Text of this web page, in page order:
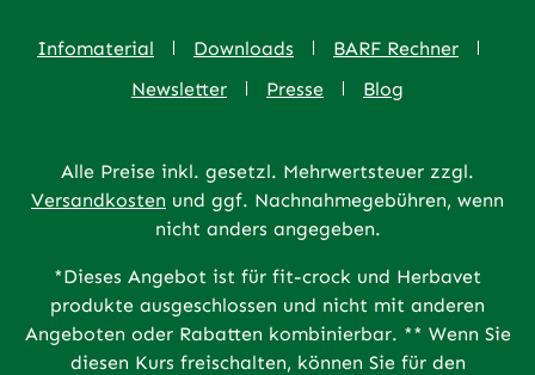
Infomaterial Downloads
BARF Rechner
Newsletter
Presse Blog
Alle Preise inkl. gesetzl. Mehrwertsteuer zzgl.
Versandkosten und ggf. Nachnahmegebühren, wenn
nicht anders angegeben.
*Dieses Angebot ist für fit-crock und Herbavet
produkte ausgeschlossen und nicht mit anderen
Angeboten oder Rabatten kombinierbar. ** Wenn Sie
diesen Kurs freischalten, können Sie für den